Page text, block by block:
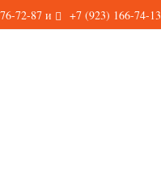
72-87 и +7 (923) 166-74-13